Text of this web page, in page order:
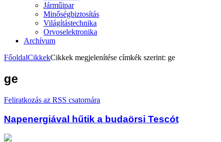
Járműipar
Minőségbiztosítás
Világítástechnika
Orvoselektronika
Archívum
FőoldalCikkekCikkek megjelenítése címkék szerint: ge
ge
Feliratkozás az RSS csatornára
Napenergiával hűtik a budaörsi Tescót